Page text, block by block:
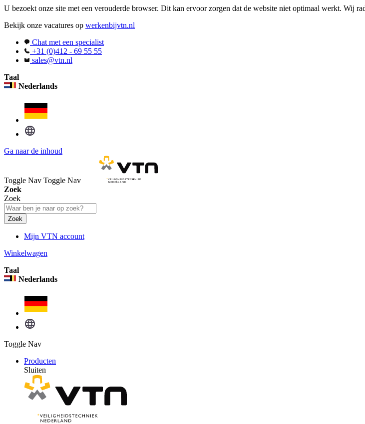
U bezoekt onze site met een verouderde browser. Dit kan ervoor zorgen dat de website niet optimaal werkt. Wij
Bekijk onze vacatures op werkenbijvtn.nl
Chat met een specialist
+31 (0)412 - 69 55 55
sales@vtn.nl
Taal
Nederlands
Ga naar de inhoud
Toggle Nav Toggle Nav
Zoek
Zoek
Zoek
Mijn VTN account
Winkelwagen
Taal
Nederlands
Toggle Nav
Producten
Sluiten